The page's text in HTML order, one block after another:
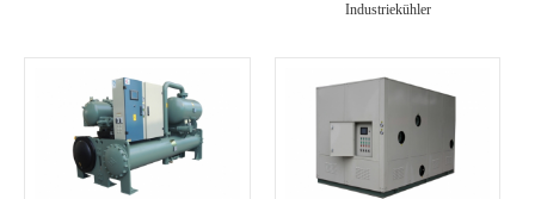
Industriekühler